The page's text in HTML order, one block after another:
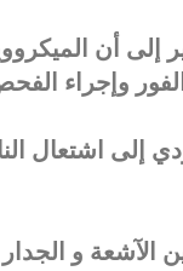
إلى أن
وإجراء
إلى اشتعال
الآشعة و